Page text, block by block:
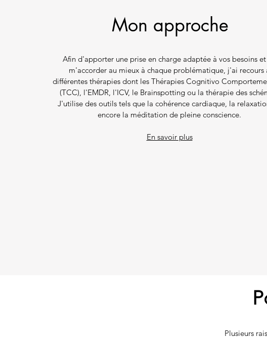
Mon approche
Afin d'apporter une prise en charge adaptée à vos besoins
m'accorder au mieux à chaque problématique, j'ai recours
différentes thérapies dont les Thérapies Cognitivo
(TCC), l'EMDR, l'ICV, le Brainspotting ou la thérapie des
J'utilise des outils tels que la cohérence cardiaque, la
encore la méditation de pleine conscience.
En savoir plus
Plusieurs